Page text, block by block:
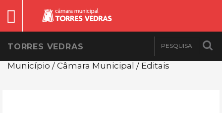
TORRES VEDRAS
Município / Câmara Municipal / Editais